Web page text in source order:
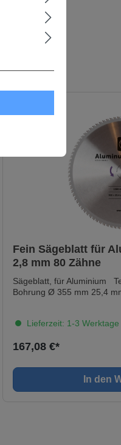
Fein Sägeblatt für
2,8 mm 80 Zähne
Sägeblatt, für Aluminium Technische Daten Sägeblatt Ø
Lieferzeit: 1-3 Werktage
167,08 €*
In den